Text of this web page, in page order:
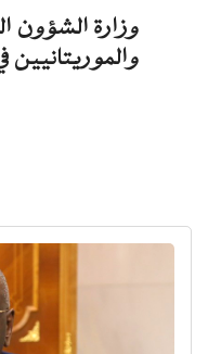
وزارة الشؤون
والموريتانيين